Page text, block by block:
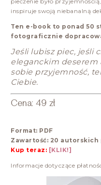
inspiruje swoją niebanalną
Ten e-book to ponad 50
fotograficznie
Jeśli lubisz piec, jeśli
eleganckim deserem
sobie przyjemność,
Ciebie.
Cena: 49 zł
Format: PDF
Zawartość: 20 autorskich
Kup teraz: [KLIK!]
Informacje dotyczące